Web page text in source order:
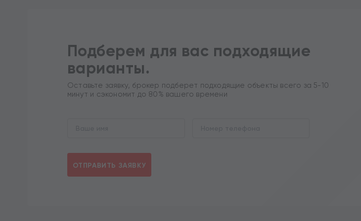
Подберем для вас подходящие
варианты.
Оставьте заявку, брокер подберет подходящие объекты всего за 5-10
минут и сэкономит до 80% вашего времени
ОТПРАВИТЬ ЗАЯВКУ